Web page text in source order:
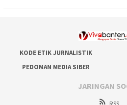
KODE ETIK JURNALISTIK
PEDOMAN MEDIA SIBER
JARINGAN